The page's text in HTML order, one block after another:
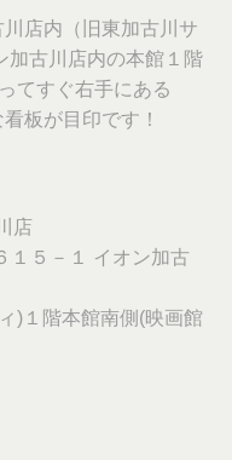
店内（旧東加古川サ
加古川店内の本館１階
てすぐ右手にある
板が目印です！
店
１５－１ イオン加古
)１階本館南側(映画館